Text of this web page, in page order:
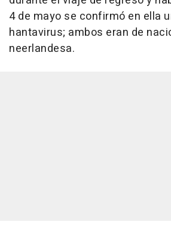
4 de mayo se confirmó en ella
hantavirus; ambos eran de
neerlandesa.